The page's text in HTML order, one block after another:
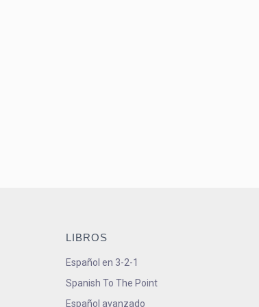
LIBROS
Español en 3-2-1
Spanish To The Point
Español avanzado